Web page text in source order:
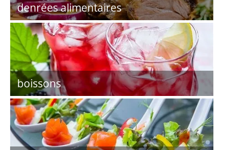
denrées alimentaires
boissons